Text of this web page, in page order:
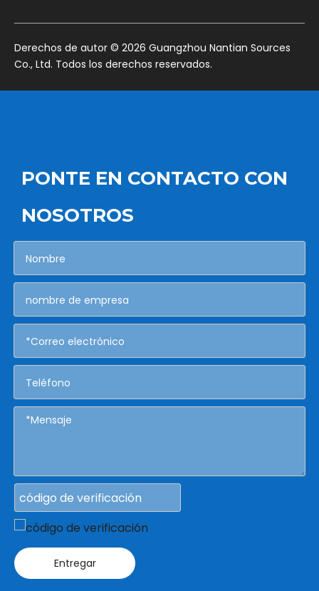
​Derechos de autor © 2026 Guangzhou Nantian Sources
Co., Ltd. Todos los derechos reservados.
PONTE EN CONTACTO CON
NOSOTROS
Entregar